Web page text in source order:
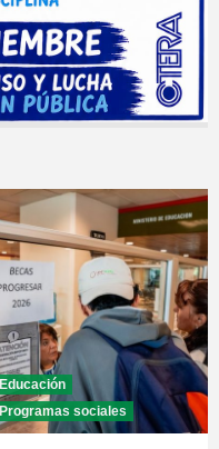
Educación
Programas sociales